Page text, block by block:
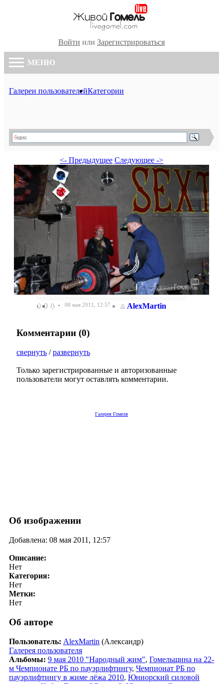
Войти или Зарегистрироваться
МЕНЮ
Галереи пользователейКатегории
<- Предыдущее Следующее ->
0 08 мая 2011, 12:57 AlexMartin
Комментарии (0)
свернуть /развернуть
Только зарегистрированные и авторизованные
пользователи могут оставлять комментарии.
Галерея Гомеля
Об изображении
Добавлена: 08 мая 2011, 12:57
Описание:
Нет
Категория:
Нет
Метки:
Нет
Об авторе
Пользователь: AlexMartin (Александр)
Галерея пользователя
Альбомы: 9 мая 2010 "Народный жим", Гомельщина на 22-
м Чемпионате РБ по пауэрлифтингу, Чемпионат РБ по
пауэрлифтингу в жиме лёжа 2010, Юниорский силовой